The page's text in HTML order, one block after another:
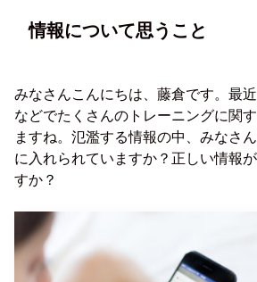
情報について思うこと
みなさんこんにちは、藤倉です。最
などでたくさんのトレーニングに関
ますね。氾濫する情報の中、みなさ
に入れられていますか？正しい情報
すか？